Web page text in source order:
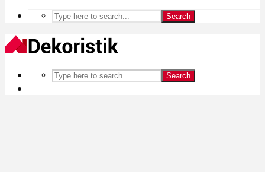
Search
Search